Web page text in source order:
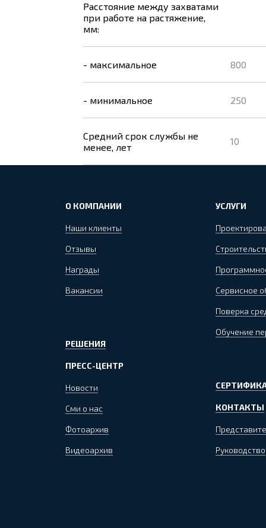
Расстояние между захватами
при работе на растяжение,
мм:
- максимальное 800
- минимальное 250
Средний срок службы не
менее, лет
10
О КОМПАНИИ
Наши клиенты
Отзывы
Награды
Вакансии
РЕШЕНИЯ
ПРЕСС-ЦЕНТР
Новости
Сми о нас
Фотоархив
Видеоархив
УСЛУГИ
Сервисное
Поверка
Обучение
КОНТАКТЫ
Руководство